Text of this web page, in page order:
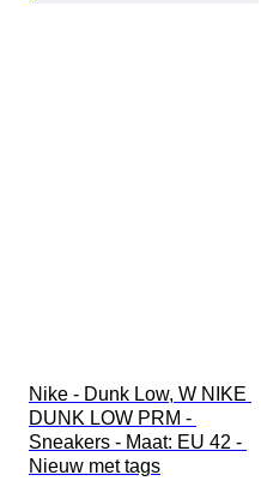
Nike - Dunk Low, W NIKE
DUNK LOW PRM -
Sneakers - Maat: EU 42 -
Nieuw met tags